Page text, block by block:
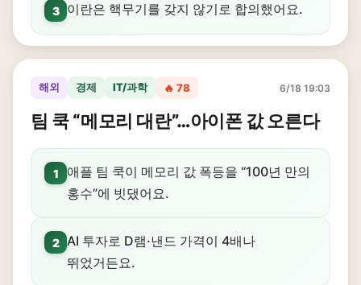
3 이란은 핵무기를 갖지 않기로 합의했어요.
해외 경제 IT/과학 🔥 78 6/18 19:03
팀 쿡 “메모리 대란”…아이폰 값 오른다
1
애플 팀 쿡이 메모리 값 폭등을 “100년 만의
홍수”에 빗댔어요.
2 AI 투자로 D램·낸드 가격이 4배나
뛰었거든요.